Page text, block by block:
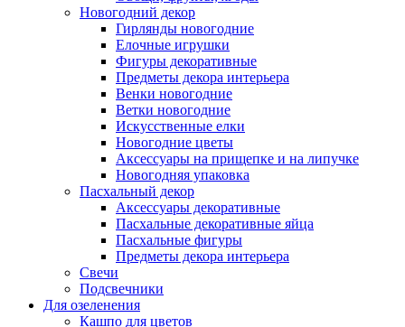
Новогодний декор
Гирлянды новогодние
Елочные игрушки
Фигуры декоративные
Предметы декора интерьера
Венки новогодние
Ветки новогодние
Искусственные елки
Новогодние цветы
Аксессуары на прищепке и на липучке
Новогодняя упаковка
Пасхальный декор
Аксессуары декоративные
Пасхальные декоративные яйца
Пасхальные фигуры
Предметы декора интерьера
Свечи
Подсвечники
Для озеленения
Кашпо для цветов